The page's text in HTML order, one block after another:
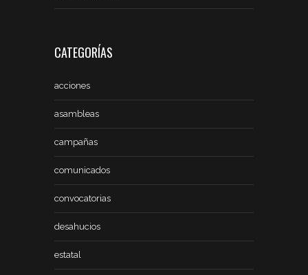
CATEGORÍAS
acciones
asambleas
campañas
comunicados
convocatorias
desahucios
estatal